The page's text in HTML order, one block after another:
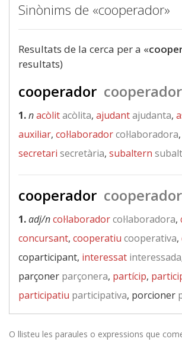
Sinònims de «cooperador»
Resultats de la cerca per a «
resultats)
cooperador
1.nacòlitacòlita, ajudantajudanta,
auxiliar, col·laboradorcol·laboradora,
secretari secretària, subaltern
cooperador
1.adj/ncol·laboradorcol·laboradora,
concursant, cooperatiu cooperativa,
coparticipant, interessat interessada
parçoner parçonera, partícip,
participatiu participativa, porcioner
O llisteu les paraules o expressions que